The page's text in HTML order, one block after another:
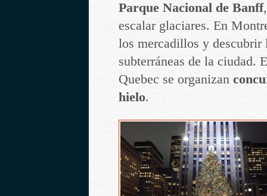
Parque Nacional de Banff
escalar glaciares. En
los mercadillos y descubrir
subterráneas de la ciudad.
Quebec se organizan
hielo.